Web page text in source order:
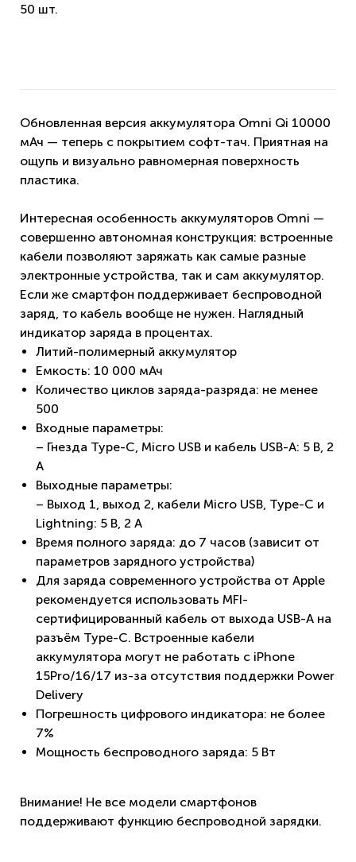
50 шт.
Обновленная версия аккумулятора Omni Qi 10000
мАч — теперь с покрытием софт-тач. Приятная на
ощупь и визуально равномерная поверхность
пластика.
Интересная особенность аккумуляторов Omni —
совершенно автономная конструкция: встроенные
кабели позволяют заряжать как самые разные
электронные устройства, так и сам аккумулятор.
Если же смартфон поддерживает беспроводной
заряд, то кабель вообще не нужен. Наглядный
индикатор заряда в процентах.
Литий-полимерный аккумулятор
Емкость: 10 000 мАч
Количество циклов заряда-разряда: не менее
500
Входные параметры:
– Гнезда Type-C, Micro USB и кабель USB-A: 5 В, 2
A
Выходные параметры:
– Выход 1, выход 2, кабели Micro USB, Type-C и
Lightning: 5 В, 2 А
Время полного заряда: до 7 часов (зависит от
параметров зарядного устройства)
Для заряда современного устройства от Apple
рекомендуется использовать MFI-
сертифицированный кабель от выхода USB-A на
разъём Type-C. Встроенные кабели
аккумулятора могут не работать с iPhone
15Pro/16/17 из-за отсутствия поддержки Power
Delivery
Погрешность цифрового индикатора: не более
7%
Мощность беспроводного заряда: 5 Вт
Внимание! Не все модели смартфонов
поддерживают функцию беспроводной зарядки.